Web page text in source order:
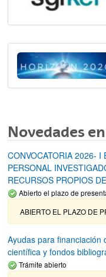
Novedades
CONVOCATORIA 2026- I
PERSONAL
RECURSOS PROPIOS
Abierto el plazo de
ABIERTO EL PLAZO DE
Ayudas para financiación
científica y fondos
Trámite abierto